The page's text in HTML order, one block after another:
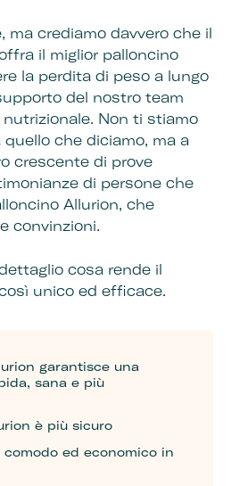
ma crediamo davvero che il
il miglior palloncino
la perdita di peso a lungo
del nostro team
Non ti stiamo
che diciamo, ma a
crescente di prove
di persone che
Allurion, che
convinzioni.
cosa rende il
unico ed efficace.
garantisce una
sana e più
è più sicuro
comodo ed economico in